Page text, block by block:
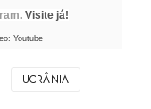
. Visite já!
Youtube
UCRÂNIA